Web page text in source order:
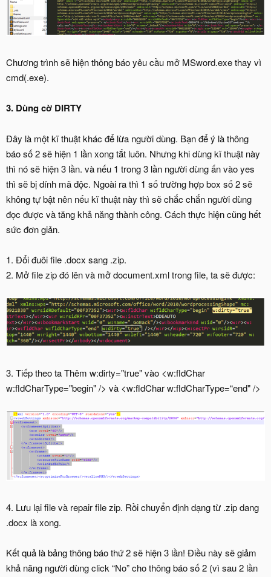
Chương trình sẽ hiện thông báo yêu cầu mở MSword.exe thay vì
cmd(.exe).
3. Dùng cờ DIRTY
Đây là một kĩ thuật khác để lừa người dùng. Bạn để ý là thông
báo số 2 sẽ hiện 1 lần xong tắt luôn. Nhưng khi dùng kĩ thuật này
thì nó sẽ hiện 3 lần. và nếu 1 trong 3 lần người dùng ấn vào yes
thì sẽ bị dính mã độc. Ngoài ra thì 1 số trường hợp box số 2 sẽ
không tự bật nên nếu kĩ thuật này thì sẽ chắc chắn người dùng
đọc được và tăng khả năng thành công. Cách thực hiện cũng hết
sức đơn giản.
1. Đổi đuôi file .docx sang .zip.
2. Mở file zip đó lên và mở document.xml trong file, ta sẽ được:
3. Tiếp theo ta Thêm w:dirty="true" vào <w:fldChar
w:fldCharType="begin" /> và <w:fldChar w:fldCharType=“end" />
4. Lưu lại file và repair file zip. Rồi chuyển định dạng từ .zip dang
.docx là xong.
Kết quả là bảng thông báo thứ 2 sẽ hiện 3 lần! Điều này sẽ giảm
khả năng người dùng click “No” cho thông báo số 2 (vì sau 2 lần